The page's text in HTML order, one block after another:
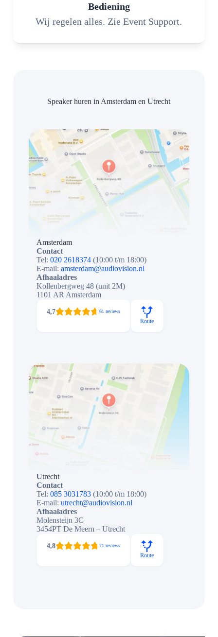
Bediening
Wij regelen alles. Zie Event Support.
Speaker huren in Amsterdam en Utrecht
Amsterdam
Contact
Tel: 020 2618374(10:00 t/m 18:00)
E-mail: amsterdam@audiovision.nl
Afhaaladres
Kollenbergweg 48 (unit 2M)
1101 AR Amsterdam
4,7 61 reviews
Route
Utrecht
Contact
Tel: 085 3031783(10:00 t/m 18:00)
E-mail: utrecht@audiovision.nl
Afhaaladres
Molensteijn 3C
3454PT De Meern – Utrecht
4,8 71 reviews
Route